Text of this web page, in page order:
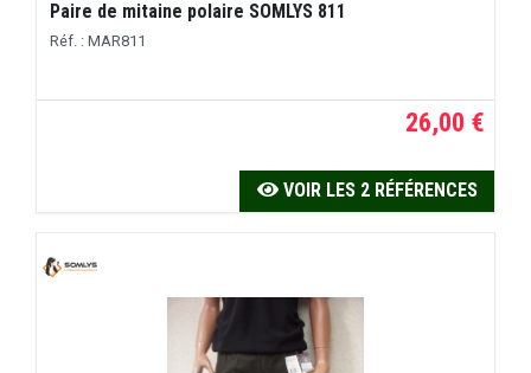
Paire de mitaine polaire SOMLYS 811
Réf. : MAR811
26,00 €
VOIR LES 2 RÉFÉRENCES